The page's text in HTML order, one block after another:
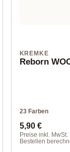
KREMKE
Reborn
23 Farben
Regulärer
5,90 €
Preise inkl.
Bestellen